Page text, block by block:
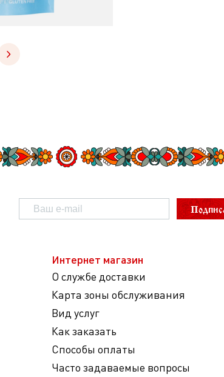
Интернет магазин
О службе доставки
Карта зоны обслуживания
Вид услуг
Как заказать
Способы оплаты
Часто задаваемые вопросы